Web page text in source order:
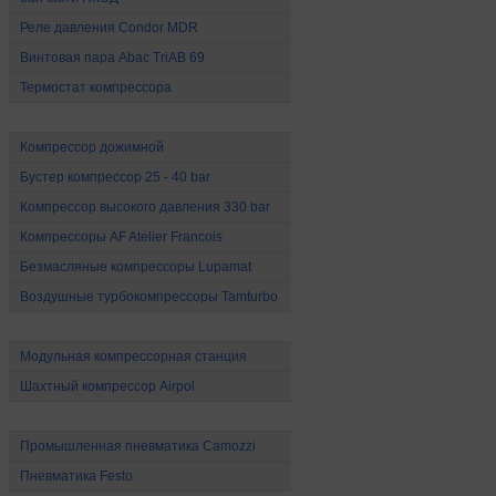
Реле давления Condor MDR
Винтовая пара Abac TriAB 69
Термостат компрессора
Компрессор дожимной
Бустер компрессор 25 - 40 bar
Компрессор высокого давления 330 bar
Компрессоры AF Atelier Francois
Безмасляные компрессоры Lupamat
Воздушные турбокомпрессоры Tamturbo
Модульная компрессорная станция
Шахтный компрессор Airpol
Промышленная пневматика Camozzi
Пневматика Festo